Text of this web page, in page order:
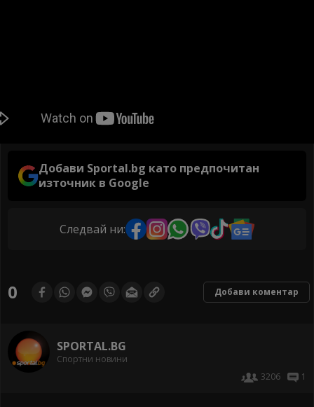
Добави Sportal.bg като предпочитан
източник в Google
Следвай ни:
0 Добави коментар
SPORTAL.BG
Спортни новини
3206
1